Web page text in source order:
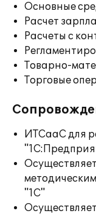
Основные
Расчет
Расчеты с
Товарно-
Торговые
ИТСааС для
"1С"